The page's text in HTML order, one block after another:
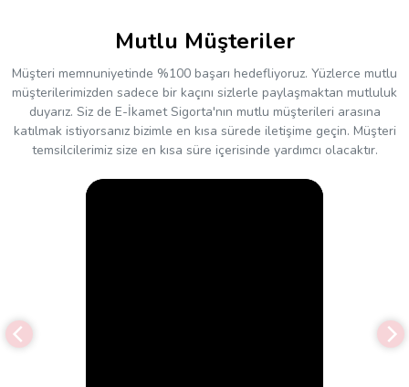
Mutlu Müşteriler
Müşteri memnuniyetinde %100 başarı hedefliyoruz. Yüzlerce mutlu
müşterilerimizden sadece bir kaçını sizlerle paylaşmaktan mutluluk
duyarız. Siz de E-İkamet Sigorta'nın mutlu müşterileri arasına
katılmak istiyorsanız bizimle en kısa sürede iletişime geçin. Müşteri
temsilcilerimiz size en kısa süre içerisinde yardımcı olacaktır.